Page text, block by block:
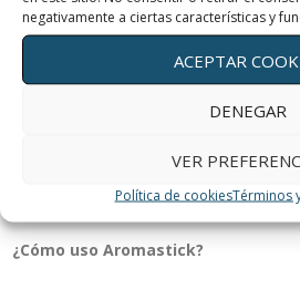
negativamente a ciertas características y
ACEPTAR
DENEGAR
VER
Política de cookiesTérminos
AromaStick funciona
concentrados directamente a la
muestra que esta es la manera más
los beneficios de la aromaterapia.
afectando a las regiones de nuestro
las emociones, el comportamiento y la
¿Cómo uso Aromastick?